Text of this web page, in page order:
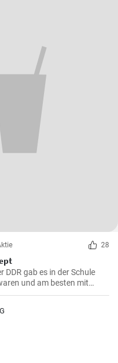
28
gab es in der Schule
und am besten mit
und Würstchen ist sehr